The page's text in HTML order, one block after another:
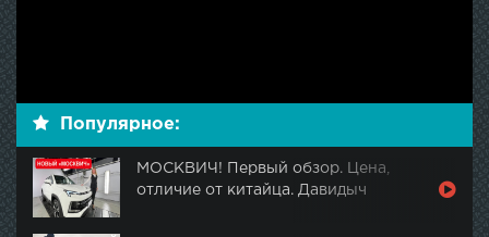
Популярное:
МОСКВИЧ! Первый обзор. Цена,
отличие от китайца. Давидыч